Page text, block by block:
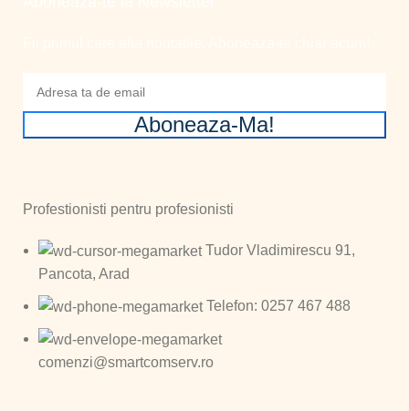
Aboneaza-Ma!
Profestionisti pentru profesionisti
Tudor Vladimirescu 91,
Pancota, Arad
Telefon: 0257 467 488
comenzi@smartcomserv.ro